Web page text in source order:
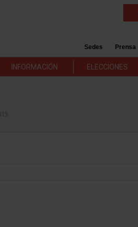
Sedes Prensa
INFORMACIÓN ELECCIONES